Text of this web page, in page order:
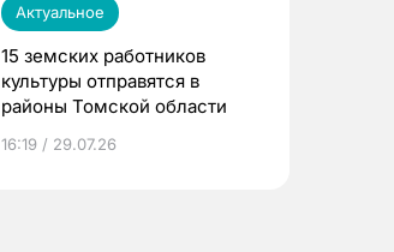
Актуальное
15 земских работников
культуры отправятся в
районы Томской области
16:19 / 29.07.26